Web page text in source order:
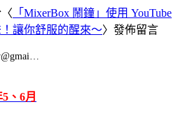
「MixerBox 鬧鐘」使用 YouTube
讓你舒服的醒來～〉發佈留言
、6月